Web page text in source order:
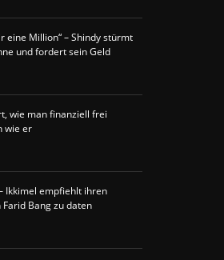
eine Million“ – Shindy stürmt
und fordert sein Geld
wie man finanziell frei
wie er
Ikkimel empfiehlt ihren
Farid Bang zu daten